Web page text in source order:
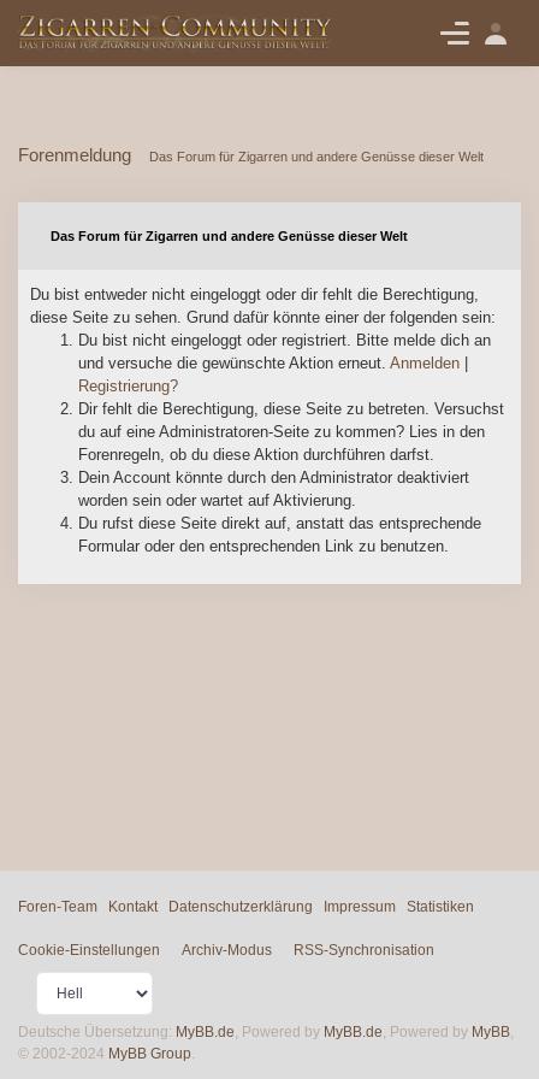
Forenmeldung Das Forum für Zigarren und andere Genüsse dieser Welt
Das Forum für Zigarren und andere Genüsse dieser Welt
Du bist entweder nicht eingeloggt oder dir fehlt die Berechtigung,
diese Seite zu sehen. Grund dafür könnte einer der folgenden sein:
Du bist nicht eingeloggt oder registriert. Bitte melde dich an
und versuche die gewünschte Aktion erneut. Anmelden
Registrierung?
Dir fehlt die Berechtigung, diese Seite zu betreten. Versuchst
du auf eine Administratoren-Seite zu kommen? Lies in den
Forenregeln, ob du diese Aktion durchführen darfst.
Dein Account könnte durch den Administrator deaktiviert
worden sein oder wartet auf Aktivierung.
Du rufst diese Seite direkt auf, anstatt das entsprechende
Formular oder den entsprechenden Link zu benutzen.
Foren-Team Kontakt Datenschutzerklärung Impressum Statistiken
Cookie-Einstellungen Archiv-Modus RSS-Synchronisation
Deutsche Übersetzung: MyBB.de, Powered by MyBB.de, Powered by MyBB,
© 2002-2024 MyBB Group.